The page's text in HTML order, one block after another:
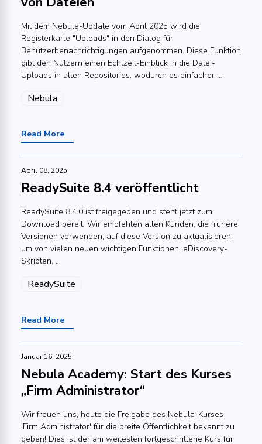
Mit dem Nebula-Update vom April 2025 wird die
Registerkarte "Uploads" in den Dialog für
Benutzerbenachrichtigungen aufgenommen. Diese Funktion
gibt den Nutzern einen Echtzeit-Einblick in die Datei-
Uploads in allen Repositories, wodurch es einfacher ...
Nebula
Read More
April 08, 2025
ReadySuite 8.4 veröffentlicht
ReadySuite 8.4.0 ist freigegeben und steht jetzt zum
Download bereit. Wir empfehlen allen Kunden, die frühere
Versionen verwenden, auf diese Version zu aktualisieren,
um von vielen neuen wichtigen Funktionen, eDiscovery-
Skripten, ...
ReadySuite
Read More
Januar 16, 2025
Nebula Academy: Start des Kurses
„Firm Administrator“
Wir freuen uns, heute die Freigabe des Nebula-Kurses
'Firm Administrator' für die breite Öffentlichkeit bekannt zu
geben! Dies ist der am weitesten fortgeschrittene Kurs für